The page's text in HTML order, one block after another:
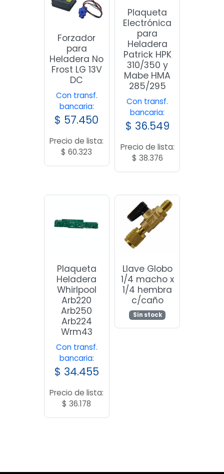
Forzador
para
Heladera No
Frost LG 13V
DC
Con transf.
bancaria:
$ 57.450
Precio de lista:
$ 60.323
Plaqueta
Electrónica
para
Heladera
Patrick HPK
310/350 y
Mabe HMA
285/295
Con transf.
bancaria:
$ 36.549
Precio de lista:
$ 38.376
Plaqueta
Heladera
Whirlpool
Arb220
Arb250
Arb224
Wrm43
Con transf.
bancaria:
$ 34.455
Precio de lista:
$ 36.178
Llave Globo
1/4 macho x
1/4 hembra
c/caño
Sin stock